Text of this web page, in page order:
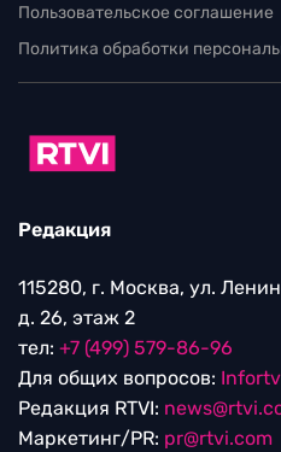
Пользовательское соглашение
Политика обработки
Редакция
115280, г. Москва, ул.
д. 26, этаж 2
тел: +7 (499) 579-86-96
Для общих вопросов:
Редакция RTVI:
Маркетинг/PR: pr@rtvi.com